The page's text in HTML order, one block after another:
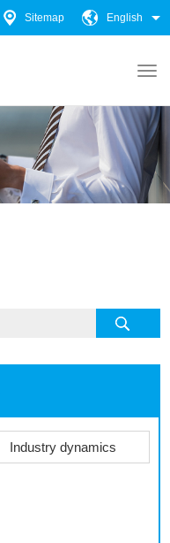
Sitemap English
Industry dynamics